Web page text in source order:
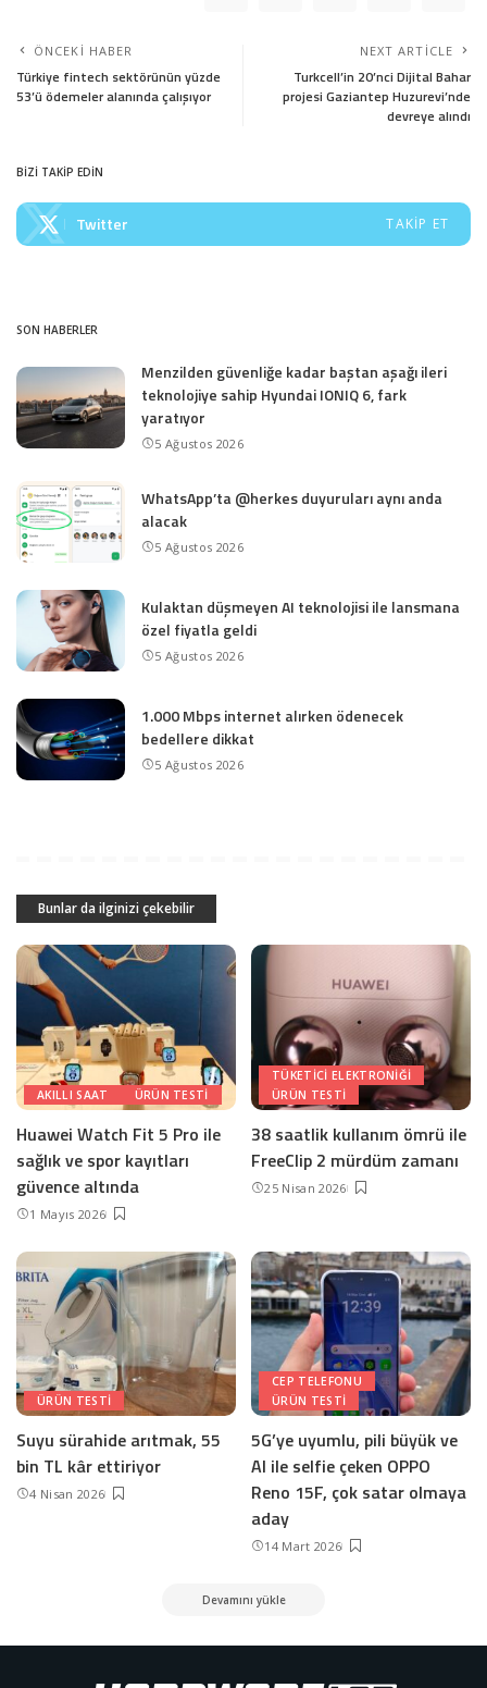
ÖNCEKI HABER
Türkiye fintech sektörünün yüzde
53’ü ödemeler alanında çalışıyor
NEXT ARTICLE
Turkcell’in 20’nci Dijital Bahar
projesi Gaziantep Huzurevi’nde
devreye alındı
BİZİ TAKİP EDİN
Twitter TAKIP ET
SON HABERLER
Menzilden güvenliğe kadar baştan aşağı ileri
teknolojiye sahip Hyundai IONIQ 6, fark
yaratıyor
5 Ağustos 2026
WhatsApp’ta @herkes duyuruları aynı anda
alacak
5 Ağustos 2026
Kulaktan düşmeyen AI teknolojisi ile lansmana
özel fiyatla geldi
5 Ağustos 2026
1.000 Mbps internet alırken ödenecek
bedellere dikkat
5 Ağustos 2026
Bunlar da ilginizi çekebilir
AKILLI SAAT ÜRÜN TESTI
Huawei Watch Fit 5 Pro ile
sağlık ve spor kayıtları
güvence altında
1 Mayıs 2026
TÜKETICI ELEKTRONIĞI
ÜRÜN TESTI
38 saatlik kullanım ömrü ile
FreeClip 2 mürdüm zamanı
25 Nisan 2026
ÜRÜN TESTI
Suyu sürahide arıtmak, 55
bin TL kâr ettiriyor
4 Nisan 2026
CEP TELEFONU
ÜRÜN TESTI
5G’ye uyumlu, pili büyük ve
AI ile selfie çeken OPPO
Reno 15F, çok satar olmaya
aday
14 Mart 2026
Devamını yükle